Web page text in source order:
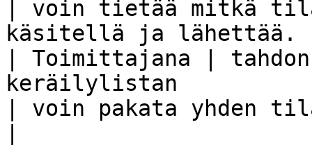
| voin tietää mitkä
käsitellä ja
| Toimittajana |
keräilylistan
| voin pakata yhden